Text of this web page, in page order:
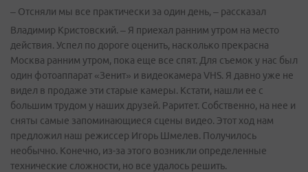
– Отсняли мы все практически за один день, – рассказал
Владимир Кристовский. – Я приехал ранним утром на место
действия. Успел по дороге оценить, насколько прекрасна
Москва ранним утром, пока еще все спят. Для съемок у нас был
один фотоаппарат «Зенит» и видеокамера VHS. Я давно уже не
видел в продаже эти старые камеры. Кстати, нашли ее с
большим трудом у наших друзей. Раритет. Собственно, на нее и
сняты самые запоминающиеся сцены видео. Этот ход нам
предложил наш режиссер Игорь Шмелев. Получилось
необычно. Конечно, из-за этого возникли определенные
технические сложности, но все удалось решить.